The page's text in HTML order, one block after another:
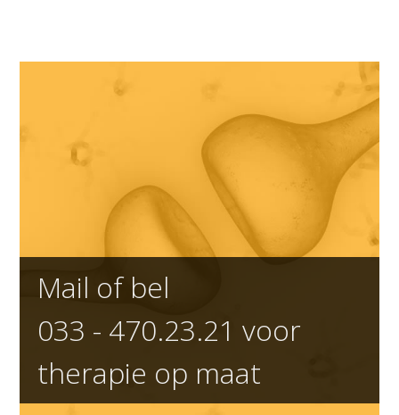
Mail of bel
033 - 470.23.21 voor
therapie op maat